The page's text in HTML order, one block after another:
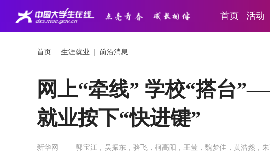
首页 活动
首页 生涯就业 前沿消息
网上“牵线” 学校“搭台
就业按下“快进键”
新华网 郭宝江，吴振东，骆飞，柯高阳，王莹，魏梦佳，黄浩然，